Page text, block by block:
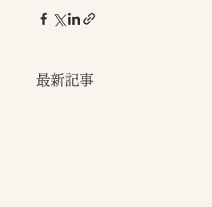
最新記事